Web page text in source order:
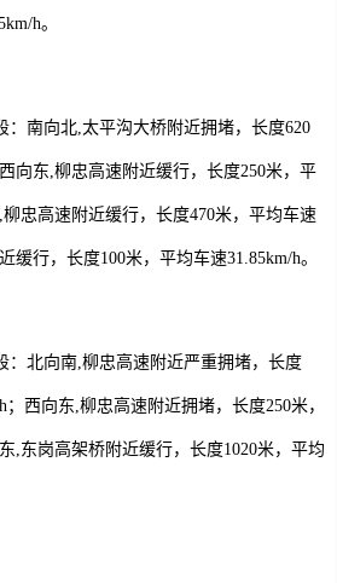
h。
：南向北,太平沟大桥附近拥堵，长度620
向东,柳忠高速附近缓行，长度250米，平
忠高速附近缓行，长度470米，平均车速
缓行，长度100米，平均车速31.85km/h。
：北向南,柳忠高速附近严重拥堵，长度
；西向东,柳忠高速附近拥堵，长度250米，
,东岗高架桥附近缓行，长度1020米，平均